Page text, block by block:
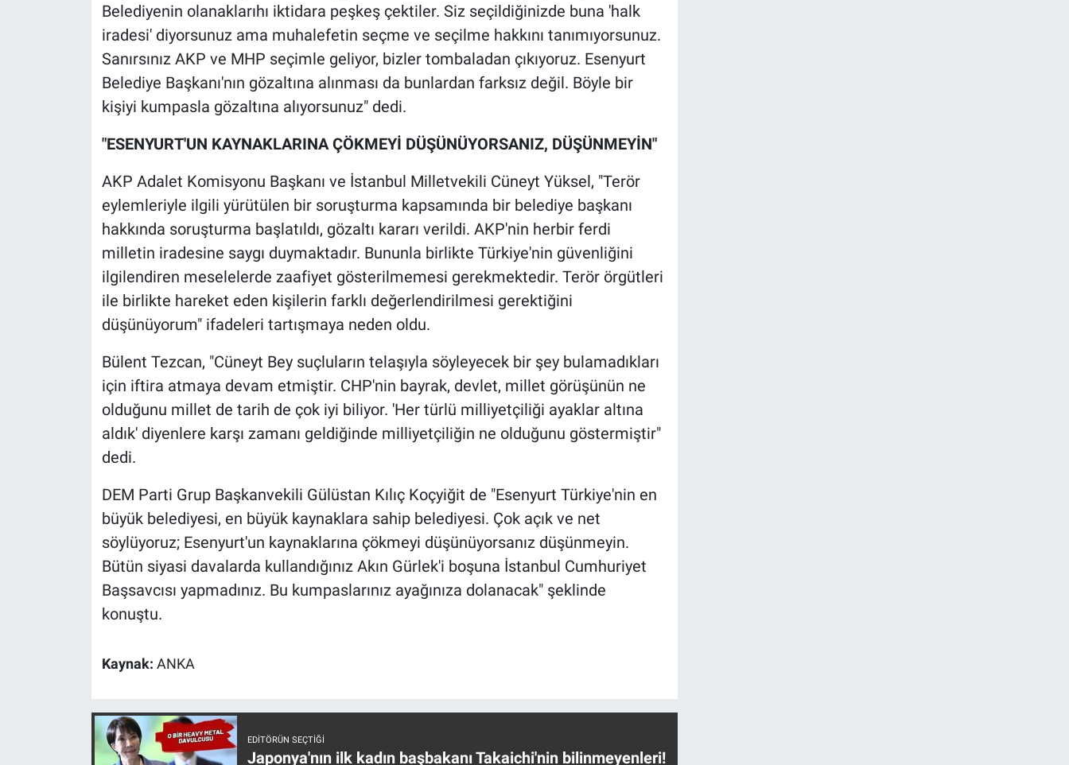
Belediyenin olanaklarıhı iktidara peşkeş çektiler. Siz seçildiğinizde buna 'halk
iradesi' diyorsunuz ama muhalefetin seçme ve seçilme hakkını tanımıyorsunuz.
Sanırsınız AKP ve MHP seçimle geliyor, bizler tombaladan çıkıyoruz. Esenyurt
Belediye Başkanı'nın gözaltına alınması da bunlardan farksız değil. Böyle bir
kişiyi kumpasla gözaltına alıyorsunuz" dedi.
"ESENYURT'UN KAYNAKLARINA ÇÖKMEYİ DÜŞÜNÜYORSANIZ, DÜŞÜNMEYİN"
AKP Adalet Komisyonu Başkanı ve İstanbul Milletvekili Cüneyt Yüksel, "Terör
eylemleriyle ilgili yürütülen bir soruşturma kapsamında bir belediye başkanı
hakkında soruşturma başlatıldı, gözaltı kararı verildi. AKP'nin herbir ferdi
milletin iradesine saygı duymaktadır. Bununla birlikte Türkiye'nin güvenliğini
ilgilendiren meselelerde zaafiyet gösterilmemesi gerekmektedir. Terör örgütleri
ile birlikte hareket eden kişilerin farklı değerlendirilmesi gerektiğini
düşünüyorum" ifadeleri tartışmaya neden oldu.
Bülent Tezcan, "Cüneyt Bey suçluların telaşıyla söyleyecek bir şey bulamadıkları
için iftira atmaya devam etmiştir. CHP'nin bayrak, devlet, millet görüşünün ne
olduğunu millet de tarih de çok iyi biliyor. 'Her türlü milliyetçiliği ayaklar altına
aldık' diyenlere karşı zamanı geldiğinde milliyetçiliğin ne olduğunu göstermiştir"
dedi.
DEM Parti Grup Başkanvekili Gülüstan Kılıç Koçyiğit de "Esenyurt Türkiye'nin en
büyük belediyesi, en büyük kaynaklara sahip belediyesi. Çok açık ve net
söylüyoruz; Esenyurt'un kaynaklarına çökmeyi düşünüyorsanız düşünmeyin.
Bütün siyasi davalarda kullandığınız Akın Gürlek'i boşuna İstanbul Cumhuriyet
Başsavcısı yapmadınız. Bu kumpaslarınız ayağınıza dolanacak" şeklinde
konuştu.
Kaynak: ANKA
EDITÖRÜN SEÇTIĞI
Japonya'nın ilk kadın başbakanı Takaichi'nin bilinmeyenleri!